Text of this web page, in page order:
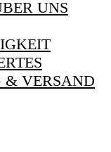
UNS
& VERSAND